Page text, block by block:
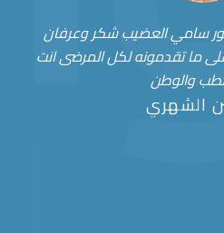
سامي العضيب شكر وعرفان
ما تقدمونه لكل المرضى انت
والوطن
الشهري